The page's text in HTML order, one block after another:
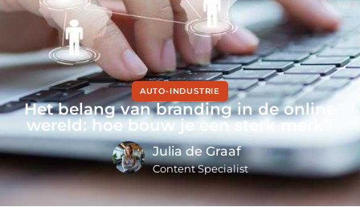
AUTO-INDUSTRIE
Het belang van branding in de online
wereld: hoe bouw je een sterk merk?
Julia de Graaf
Content Specialist